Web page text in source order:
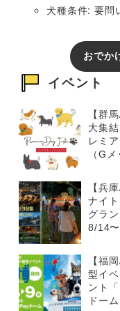
犬種条件: 要問
おでか
イベント
【群
大集
レミ
（G
【兵
ナイ
グラ
8/14
【福
型イ
ント
ドー